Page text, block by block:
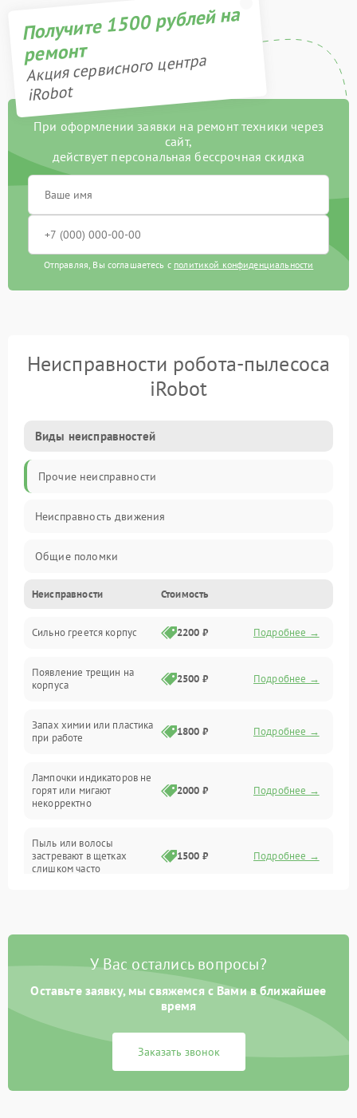
Получите 1500 рублей на
ремонт
Акция сервисного центра
iRobot
При оформлении заявки на ремонт техники через
сайт,
действует персональная бессрочная скидка
Отправляя, Вы соглашаетесь с политикой конфиденциальности
Неисправности робота-пылесоса
iRobot
Виды неисправностей
Прочие неисправности
Неисправность движения
Общие поломки
Неисправность датчиков
Неисправность программного обеспечения
Проблемы с сигналом
Батарея
Программные сбои
Неисправности Стоимость
Сильно греется корпус 2200 ₽ Подробнее →
Появление трещин на
корпуса
2500 ₽ Подробнее →
Запах химии или пластика
при работе
1800 ₽ Подробнее →
Лампочки индикаторов не
горят или мигают
некорректно
2000 ₽ Подробнее →
Пыль или волосы
застревают в щетках
слишком часто
1500 ₽ Подробнее →
У Вас остались вопросы?
Оставьте заявку, мы свяжемся с Вами в ближайшее
время
Заказать звонок